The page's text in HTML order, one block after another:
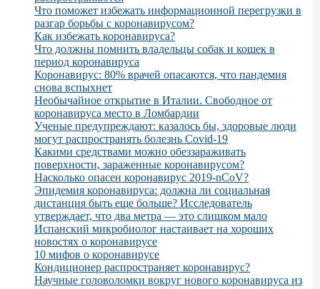
Что поможет избежать информационной перегрузки в
разгар борьбы с коронавирусом?
Как избежать коронавируса?
Что должны помнить владельцы собак и кошек в
период коронавируса
Коронавирус: 80% врачей опасаются, что пандемия
снова вспыхнет
Необычайное открытие в Италии. Свободное от
коронавируса место в Ломбардии
Ученые предупреждают: казалось бы, здоровые люди
могут распространять болезнь Covid-19
Какими средствами можно обеззараживать
поверхности, зараженные коронавирусом?
Насколько опасен коронавирус 2019-nCoV?
Эпидемия коронавируса: должна ли социальная
дистанция быть еще больше? Исследователь
утверждает, что два метра — это слишком мало
Испанский микробиолог настаивает на хороших
новостях о коронавирусе
10 мифов о коронавирусе
Кондиционер распространяет коронавирус?
Научные головоломки вокруг нового коронавируса из